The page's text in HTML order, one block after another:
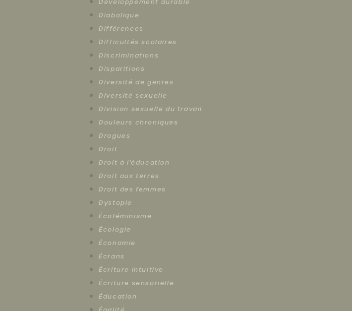
Développement durable
Diabolique
Différences
Difficultés scolaires
Discriminations
Disparitions
Diversité de genres
Diversité sexuelle
Division sexuelle du travail
Douleurs chroniques
Drogues
Droit
Droit à l'éducation
Droit aux terres
Droit des femmes
Dystopie
Écoféminisme
Écologie
Économie
Écrans
Écriture intuitive
Écriture sensorielle
Éducation